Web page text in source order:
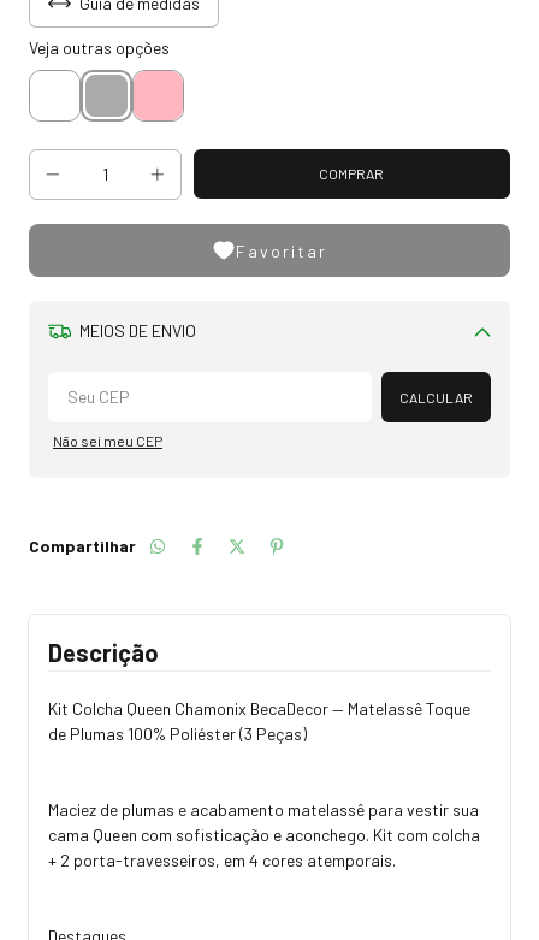
Veja outras opções
Favoritar
MEIOS DE ENVIO
Alterar CEP
CALCULAR
Não sei meu CEP
Compartilhar
Descrição
Kit Colcha Queen Chamonix BecaDecor — Matelassê Toque
de Plumas 100% Poliéster (3 Peças)
Maciez de plumas e acabamento matelassê para vestir sua
cama Queen com sofisticação e aconchego. Kit com colcha
+ 2 porta-travesseiros, em 4 cores atemporais.
Destaques